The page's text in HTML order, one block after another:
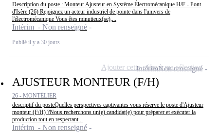
Description du poste : Monteur Ajusteur en Système Électromécanique H/F - Pont
d'Isère (26) Rejoignez un acteur industriel de pointe dans l'univers de
l'électromécanique Vous êtes minutieux(se),...
Intérim - Non renseigné
Publié il y a 30 jours
AJUSTEUR MONTEUR (F/H)
26 - MONTÉLIER
descriptif du posteQuelles perspectives captivantes vous réserve le poste d'Ajusteur
monteur (F/H) ?Nous recherchons un(e) candidat(e) pour préparer et exécuter la
production tout en respectant...
Intérim - Non renseigné
IntérimNon renseigné
Ajouter cette offre à ma sélection